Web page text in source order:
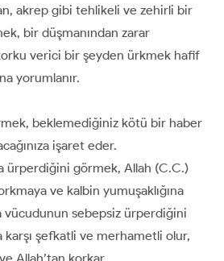
akrep gibi tehlikeli ve zehirli bir
bir düşmanından zarar
verici bir şeyden ürkmek hafif
yorumlanır.
beklemediğiniz kötü bir haber
işaret eder.
ürperdiğini görmek, Allah (C.C.)
ve kalbin yumuşaklığına
vücudunun sebepsiz ürperdiğini
karşı şefkatli ve merhametli olur,